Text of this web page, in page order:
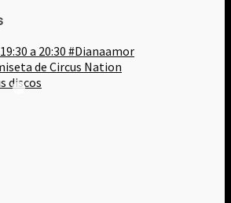
a 20:30 #Dianaamor
de Circus Nation
discos